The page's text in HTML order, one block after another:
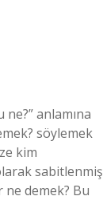
anlamına
söylemek
kim
sabitlenmiş
ne demek? Bu